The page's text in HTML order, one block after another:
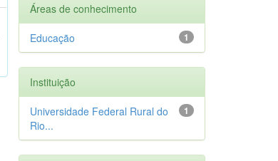
Áreas de conhecimento
1
Educação
Instituição
1
Universidade Federal Rural do
Rio...